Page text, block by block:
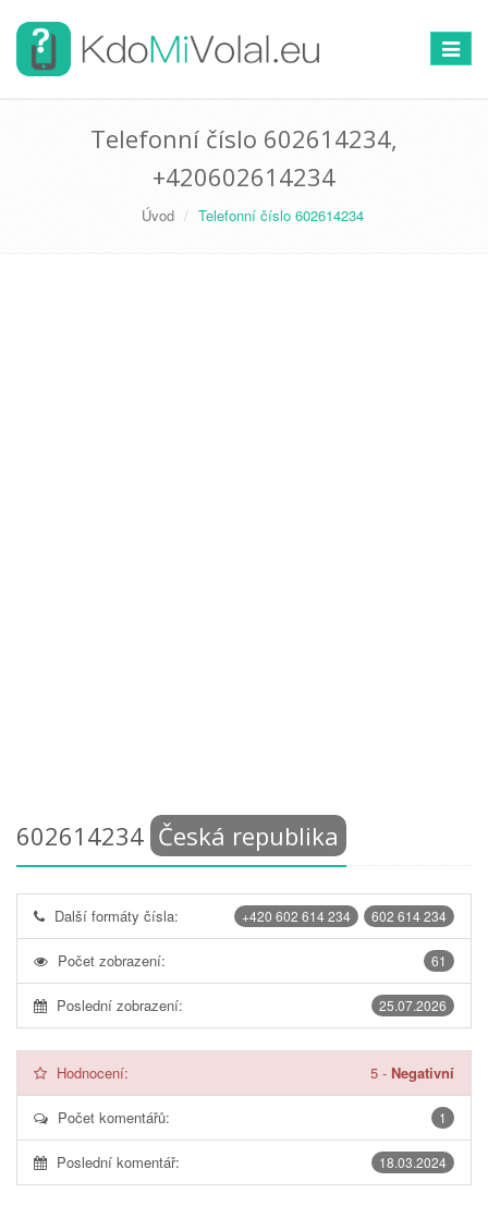
Telefonní číslo 602614234,
+420602614234
Úvod Telefonní číslo 602614234
602614234 Česká republika
602 614 234
+420 602 614 234
Další formáty čísla:
61
Počet zobrazení:
25.07.2026
Poslední zobrazení:
Hodnocení: 5 - Negativní
1
Počet komentářů:
18.03.2024
Poslední komentář: